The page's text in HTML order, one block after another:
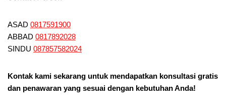
ASAD 0817591900
ABBAD 0817892028
SINDU 087857582024
Kontak kami sekarang untuk mendapatkan konsultasi gratis
dan penawaran yang sesuai dengan kebutuhan Anda!